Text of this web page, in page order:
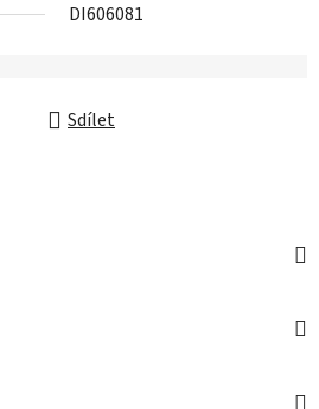
DI606081
Sdílet